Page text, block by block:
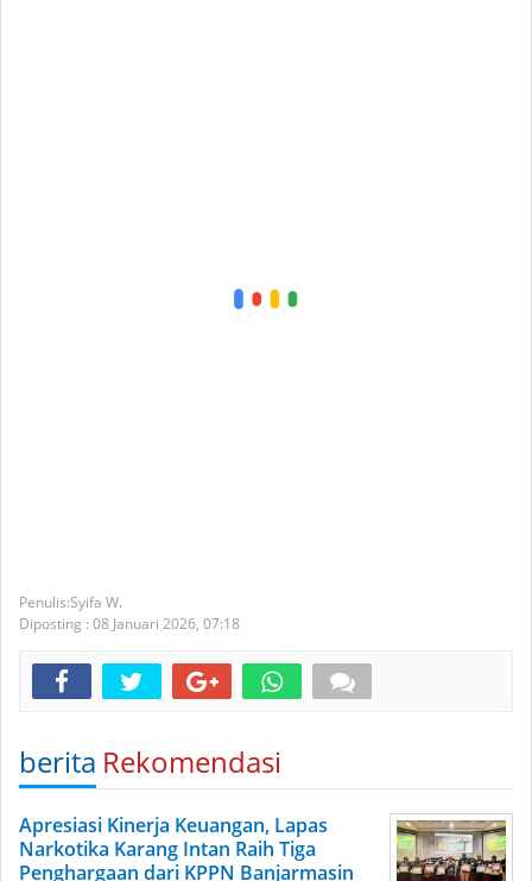
Syifa W.
Diposting : 08 Januari 2026, 07:18
berita Rekomendasi
Apresiasi Kinerja Keuangan, Lapas
Narkotika Karang Intan Raih Tiga
Penghargaan dari KPPN Banjarmasin